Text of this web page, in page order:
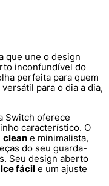
que une o design
inconfundível do
perfeita para quem
versátil para o dia a dia,
Switch oferece
característico. O
clean e minimalista,
do seu guarda-
Seu design aberto
fácil e um ajuste